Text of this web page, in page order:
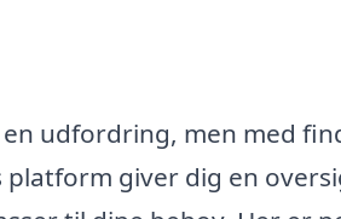
udfordring, men med
platform giver dig en